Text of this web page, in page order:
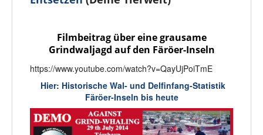
Filmbeitrag über eine grausame
Grindwaljagd auf den Färöer-Inseln
https://www.youtube.com/watch?v=QayUjPoiTmE
Hier: Historische Wal- und Delfinfang-Statistik
Färöer-Inseln bis heute